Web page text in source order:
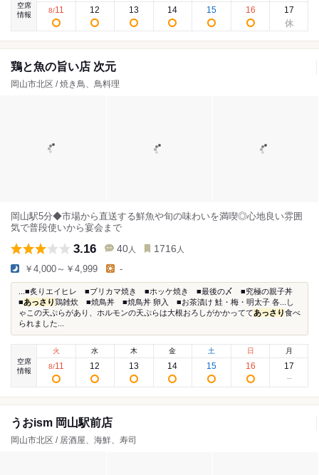
空席
情報
8/11 12 13 14 15 16 17
鶏と魚の旨い店 次元
岡山市北区 / 焼き鳥、鳥料理
岡山駅5分◆市場から直送する鮮魚や旬の味わいを満喫◎心地良い雰囲
気で普段使いから宴会まで
3.16 40 人 1716 人
￥4,000～￥4,999 -
...■炙りエイヒレ ■ブリカマ焼き ■ホッケ焼き ■最後の〆 ■究極の親子丼
■あっさり鶏雑炊 ■焼鳥丼 ■焼鳥丼 卵入 ■お茶漬け 鮭・梅・明太子 各...し
ゃこの天ぷらがあり、ホルモンの天ぷらは大根おろしがかかっててあっさり食べ
られました...
空席
情報
火
8/11
水
12
木
13
金
14
土
15
日
16
月
17
うおism 岡山駅前店
岡山市北区 / 居酒屋、海鮮、寿司